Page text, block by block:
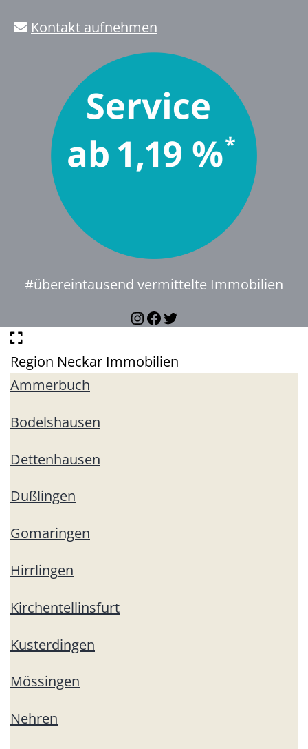
Kontakt aufnehmen
#übereintausend vermittelte Immobilien
Instagram
Facebook
Twitter
Region Neckar Immobilien
Ammerbuch
Bodelshausen
Dettenhausen
Dußlingen
Gomaringen
Hirrlingen
Kirchentellinsfurt
Kusterdingen
Mössingen
Nehren